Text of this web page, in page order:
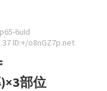
6uId
ID:+/o8nGZ7p.net
部位